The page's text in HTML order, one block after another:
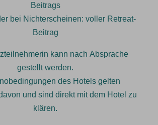
Beitrags
bei Nichterscheinen: voller Retreat-
Beitrag
kann nach Absprache
gestellt werden.
des Hotels gelten
und sind direkt mit dem Hotel zu
klären.